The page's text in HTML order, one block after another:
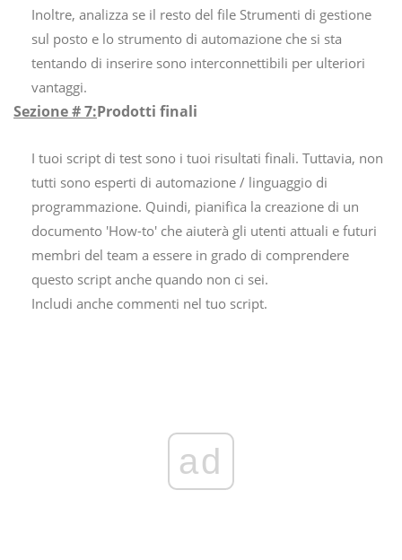
Inoltre, analizza se il resto del file Strumenti di gestione
sul posto e lo strumento di automazione che si sta
tentando di inserire sono interconnettibili per ulteriori
vantaggi.
Sezione # 7:Prodotti finali
I tuoi script di test sono i tuoi risultati finali. Tuttavia, non
tutti sono esperti di automazione / linguaggio di
programmazione. Quindi, pianifica la creazione di un
documento 'How-to' che aiuterà gli utenti attuali e futuri
membri del team a essere in grado di comprendere
questo script anche quando non ci sei.
Includi anche commenti nel tuo script.
ad